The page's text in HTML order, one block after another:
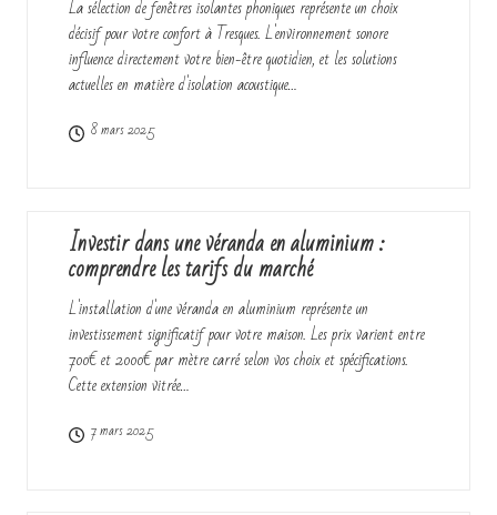
La sélection de fenêtres isolantes phoniques représente un choix
décisif pour votre confort à Tresques. L'environnement sonore
influence directement votre bien-être quotidien, et les solutions
actuelles en matière d'isolation acoustique…
8 mars 2025
Investir dans une véranda en aluminium :
comprendre les tarifs du marché
L'installation d'une véranda en aluminium représente un
investissement significatif pour votre maison. Les prix varient entre
700€ et 2000€ par mètre carré selon vos choix et spécifications.
Cette extension vitrée…
7 mars 2025